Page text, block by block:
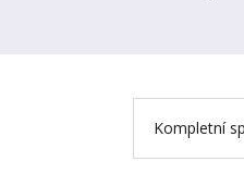
Kompletní